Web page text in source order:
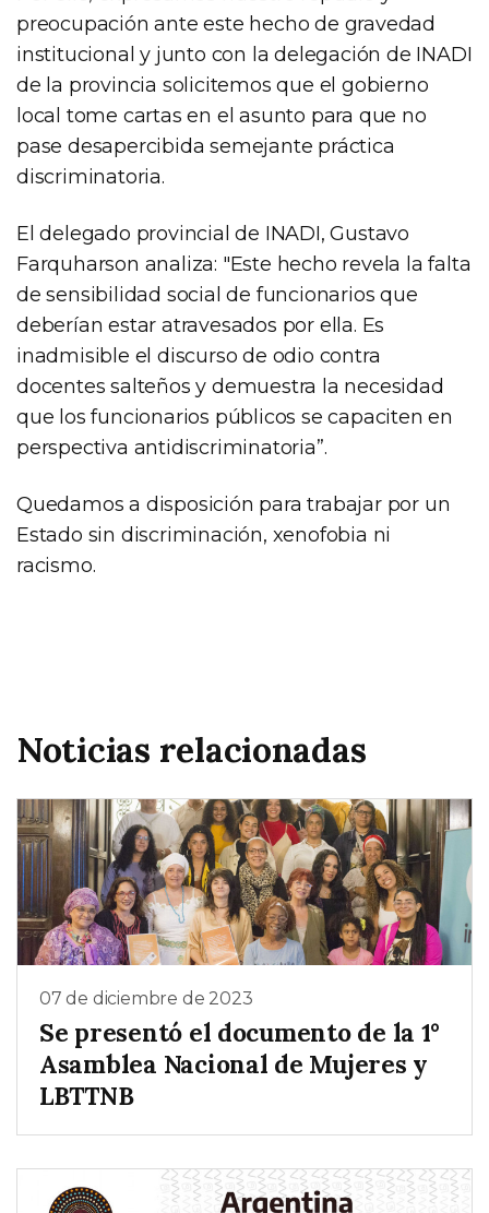
preocupación ante este hecho de gravedad
institucional y junto con la delegación de INADI
de la provincia solicitemos que el gobierno
local tome cartas en el asunto para que no
pase desapercibida semejante práctica
discriminatoria.
El delegado provincial de INADI, Gustavo
Farquharson analiza: "Este hecho revela la falta
de sensibilidad social de funcionarios que
deberían estar atravesados por ella. Es
inadmisible el discurso de odio contra
docentes salteños y demuestra la necesidad
que los funcionarios públicos se capaciten en
perspectiva antidiscriminatoria”.
Quedamos a disposición para trabajar por un
Estado sin discriminación, xenofobia ni
racismo.
Noticias relacionadas
07 de diciembre de 2023
Se presentó el documento de la 1°
Asamblea Nacional de Mujeres y
LBTTNB